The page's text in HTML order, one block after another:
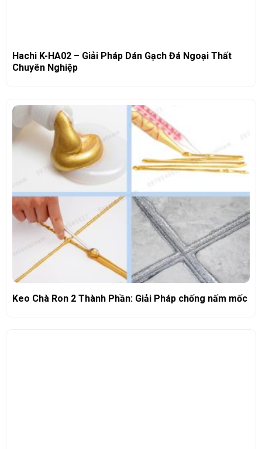
Hachi K-HA02 – Giải Pháp Dán Gạch Đá Ngoại Thất
Chuyên Nghiệp
Keo Chà Ron 2 Thành Phần: Giải Pháp chống nấm mốc